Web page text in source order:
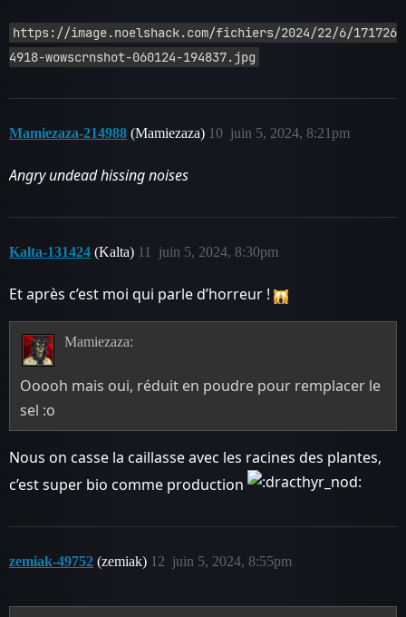
https://image.noelshack.com/fichiers/2024/22/6/171726
4918-wowscrnshot-060124-194837.jpg
Mamiezaza-214988 (Mamiezaza) juin 5, 2024, 8:21pm
10
Angry undead hissing noises
Kalta-131424 (Kalta) juin 5, 2024, 8:30pm
11
Et après c’est moi qui parle d’horreur !
Mamiezaza:
Ooooh mais oui, réduit en poudre pour remplacer le
sel :o
Nous on casse la caillasse avec les racines des plantes,
c’est super bio comme production
zemiak-49752 (zemiak) juin 5, 2024, 8:55pm
12